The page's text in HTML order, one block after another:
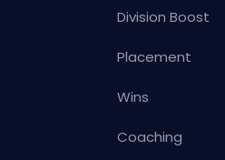
Division Boost
Placement
Wins
Coaching